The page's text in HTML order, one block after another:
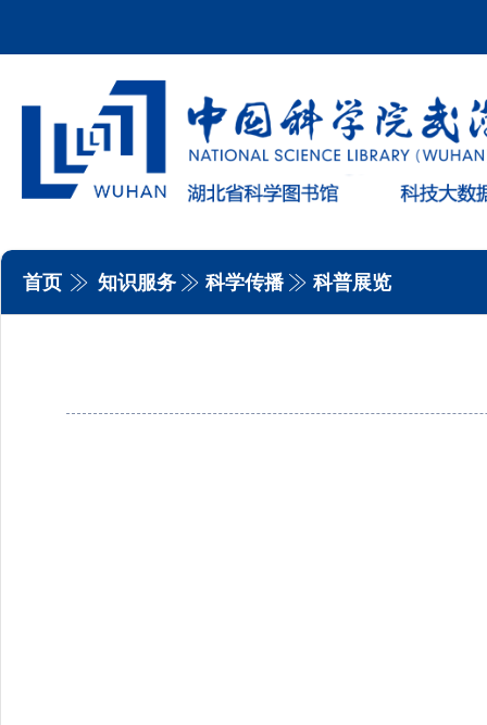
首页 知识服务 科学传播 科普展览